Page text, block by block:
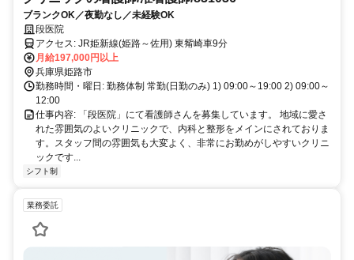
ブランクOK／夜勤なし／未経験OK
段医院
アクセス: JR姫新線(姫路～佐用) 東觜崎車9分
月給197,000円以上
兵庫県姫路市
勤務時間・曜日: 勤務体制 常勤(日勤のみ) 1) 09:00～19:00 2) 09:00～
12:00
仕事内容: 「段医院」にて看護師さんを募集しています。 地域に愛さ
れた雰囲気のよいクリニックで、内科と整形をメインにされておりま
す。スタッフ間の雰囲気も大変よく、非常にお勤めがしやすいクリニ
ックです...
シフト制
業務委託